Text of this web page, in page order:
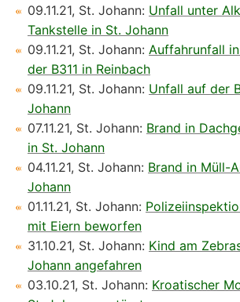
09.11.21, St. Johann: Unfall unter
Tankstelle in St. Johann
09.11.21, St. Johann: Auffahrunfall
der B311 in Reinbach
09.11.21, St. Johann: Unfall auf der
Johann
07.11.21, St. Johann: Brand in
in St. Johann
04.11.21, St. Johann: Brand in Müll-
Johann
01.11.21, St. Johann:
mit Eiern beworfen
31.10.21, St. Johann: Kind am
Johann angefahren
03.10.21, St. Johann: Kroatischer